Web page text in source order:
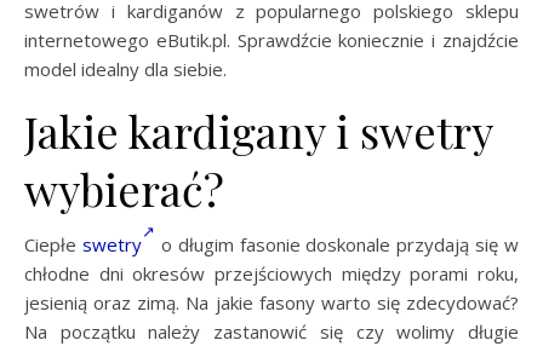
swetrów i kardiganów z popularnego polskiego sklepu
internetowego eButik.pl. Sprawdźcie koniecznie i znajdźcie
model idealny dla siebie.
Jakie kardigany i swetry
wybierać?
Ciepłe swetry
o długim fasonie doskonale przydają się w
chłodne dni okresów przejściowych między porami roku,
jesienią oraz zimą. Na jakie fasony warto się zdecydować?
Na początku należy zastanowić się czy wolimy długie